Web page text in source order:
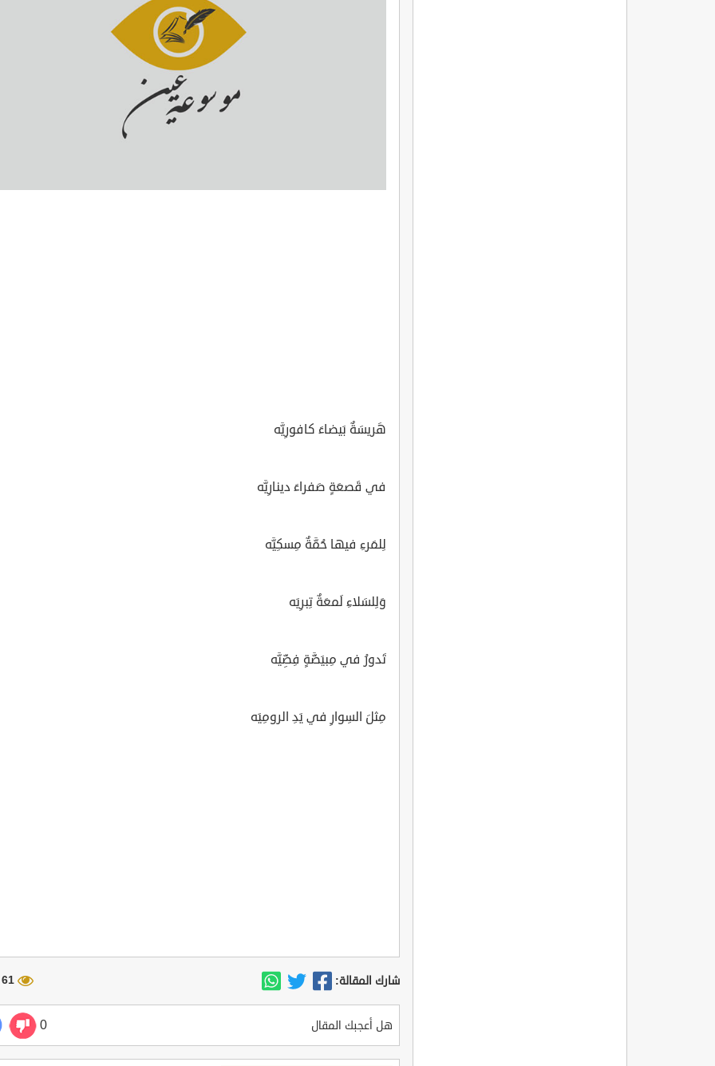
هَريسَةٌ بَيضاءَ كافورِيَّه
في قَصعَةٍ صَفراءَ دينارِيَّه
لِلمَرءِ فيها حُمَّةٌ مِسكِيَّه
وَلِلسَلاءِ لَمعَةٌ تِبرِيَه
تَدورُ في مِبيَضَّةٍ فِضِّيَّه
مِثلَ السِوارِ في يَدِ الرومِيَه
شارك المقالة: 61 مشاهدة
هل أعجبك المقال 0